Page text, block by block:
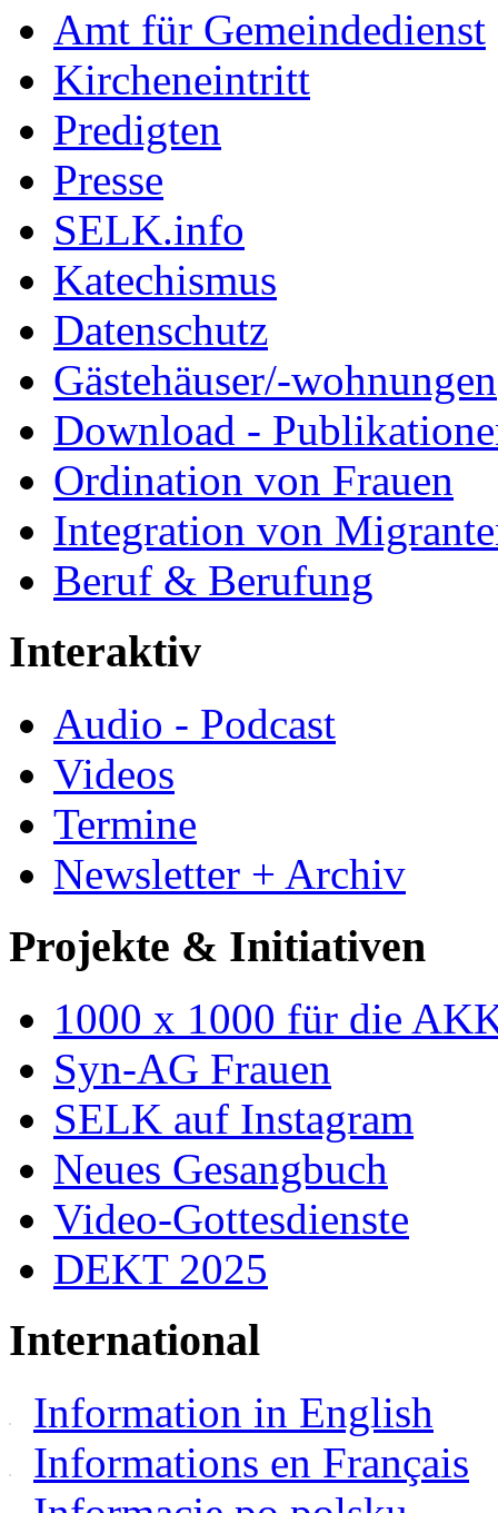
Amt für Gemeindedienst
Kircheneintritt
Predigten
Presse
SELK.info
Katechismus
Datenschutz
Gästehäuser/-wohnungen
Download -
Ordination von Frauen
Integration von
Beruf & Berufung
Interaktiv
Audio - Podcast
Videos
Termine
Newsletter + Archiv
Projekte & Initiativen
1000 x 1000 für die
Syn-AG Frauen
SELK auf Instagram
Neues Gesangbuch
Video-Gottesdienste
DEKT 2025
International
Information in English
Informations en Français